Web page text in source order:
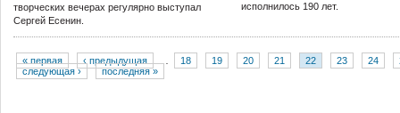
творческих вечерах регулярно выступал
Сергей Есенин.
исполнилось 190 лет.
« первая ‹ предыдущая 18 19 20 21 22 23 24
следующая ›
последняя »